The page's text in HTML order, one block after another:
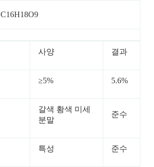
C16H18O9
사양 결과
≥5% 5.6%
갈색 황색 미세
분말
준수
특성 준수